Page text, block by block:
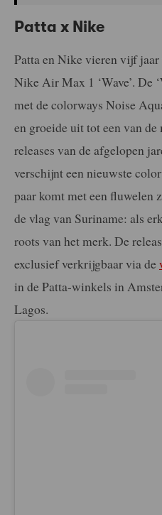
Patta x Nike
Patta en Nike vieren vijf
Nike Air Max 1 ‘Wave’. De
met de colorways Noise
en groeide uit tot een van
releases van de afgelopen
verschijnt een nieuwste
paar komt met een fluwelen
de vlag van Suriname: als
roots van het merk. De
exclusief verkrijgbaar via de
in de Patta-winkels in
Lagos.